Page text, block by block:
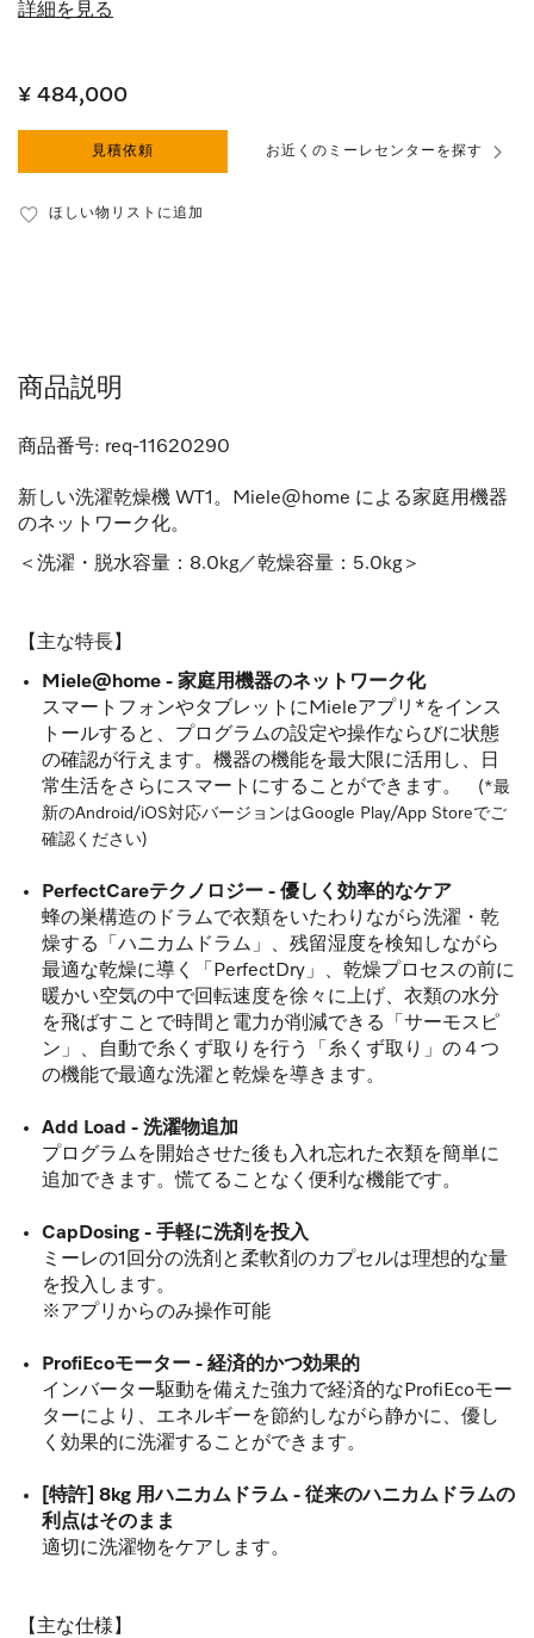
詳細を見る
¥ 484,000
見積依頼 お近くのミーレセンターを探す
ほしい物リストに追加
商品説明
商品番号: req-11620290
新しい洗濯乾燥機 WT1。Miele@home による家庭用機器
のネットワーク化。
＜洗濯・脱水容量：8.0kg／乾燥容量：5.0kg＞
【主な特長】
Miele@home - 家庭用機器のネットワーク化
スマートフォンやタブレットにMieleアプリ*をインス
トールすると、プログラムの設定や操作ならびに状態
の確認が行えます。機器の機能を最大限に活用し、日
常生活をさらにスマートにすることができます。
(*最
新のAndroid/iOS対応バージョンはGoogle Play/App Storeでご
確認ください)
PerfectCareテクノロジー - 優しく効率的なケア
蜂の巣構造のドラムで衣類をいたわりながら洗濯・乾
燥する「ハニカムドラム」、残留湿度を検知しながら
最適な乾燥に導く「PerfectDry」、乾燥プロセスの前に
暖かい空気の中で回転速度を徐々に上げ、衣類の水分
を飛ばすことで時間と電力が削減できる「サーモスピ
ン」、自動で糸くず取りを行う「糸くず取り」の４つ
の機能で最適な洗濯と乾燥を導きます。
Add Load - 洗濯物追加
プログラムを開始させた後も入れ忘れた衣類を簡単に
追加できます。慌てることなく便利な機能です。
CapDosing - 手軽に洗剤を投入
ミーレの1回分の洗剤と柔軟剤のカプセルは理想的な量
を投入します。
※アプリからのみ操作可能
ProfiEcoモーター - 経済的かつ効果的
インバーター駆動を備えた強力で経済的なProfiEcoモー
ターにより、エネルギーを節約しながら静かに、優し
く効果的に洗濯することができます。
[特許] 8kg 用ハニカムドラム - 従来のハニカムドラムの
利点はそのまま
適切に洗濯物をケアします。
【主な仕様】